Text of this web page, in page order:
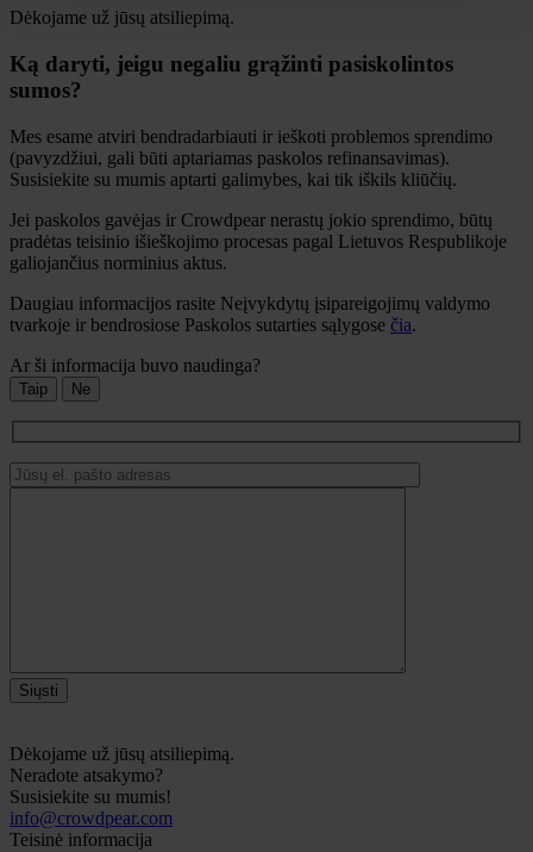
Dėkojame už jūsų atsiliepimą.
Ką daryti, jeigu negaliu grąžinti pasiskolintos
sumos?
Mes esame atviri bendradarbiauti ir ieškoti problemos sprendimo
(pavyzdžiui, gali būti aptariamas paskolos refinansavimas).
Susisiekite su mumis aptarti galimybes, kai tik iškils kliūčių.
Jei paskolos gavėjas ir Crowdpear nerastų jokio sprendimo, būtų
pradėtas teisinio išieškojimo procesas pagal Lietuvos Respublikoje
galiojančius norminius aktus.
Daugiau informacijos rasite Neįvykdytų įsipareigojimų valdymo
tvarkoje ir bendrosiose Paskolos sutarties sąlygose čia.
Ar ši informacija buvo naudinga?
Taip Ne
Siųsti
Dėkojame už jūsų atsiliepimą.
Neradote atsakymo?
Susisiekite su mumis!
info@crowdpear.com
Teisinė informacija